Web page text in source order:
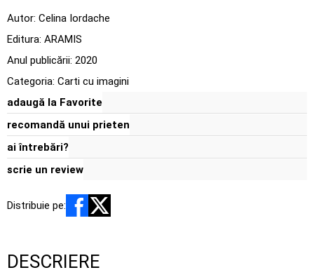
Autor: Celina Iordache
Editura: ARAMIS
Anul publicării: 2020
Categoria: Carti cu imagini
adaugă la Favorite
recomandă unui prieten
ai întrebări?
scrie un review
Distribuie pe:
DESCRIERE